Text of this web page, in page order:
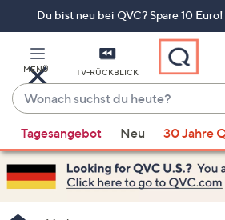
Du bist neu bei QVC? Spare 10
MENÜ TV-RÜCKBLICK
Wonach
suchst
du
heute?
Vorschläge
verfügbar
sind,
verwenden
Tagesangebot Neu 30 Jahre